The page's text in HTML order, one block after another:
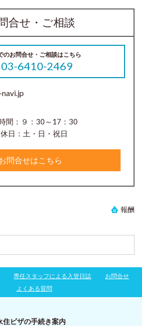
合せ・ご相談
のお問合せ・ご相談はこちら
03-6410-2469
間：９：30～17：30
日：土・日・祝日
問合せはこちら
報酬
専任スタッフによる入管日誌
お問合せ
よくある質問
住ビザの手続き案内